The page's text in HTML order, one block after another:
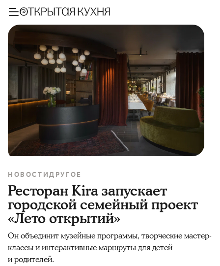
НОВОСТИДРУГОЕ
Ресторан Kira запускает
городской семейный проект
«Лето открытий»
Он объединит музейные программы, творческие мастер-
классы и интерактивные маршруты для детей
и родителей.